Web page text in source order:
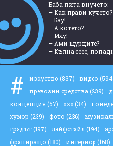
Баба пита внучето:
– Как прави кучето?
– Бау!
– А котето?
– Мяу!
– Ами щурците?
– Кълна сеее,
# изкуство (837) видео
превозни средства (239)
концепция(57) ххх(34)
хумор (239) фото (236)
градът(197) лайфстайл(194)
фрапиращо (180) интериор (168)